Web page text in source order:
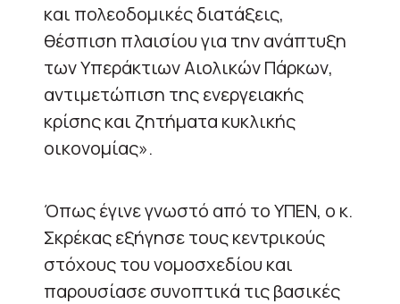
και πολεοδομικές διατάξεις,
θέσπιση πλαισίου για την ανάπτυξη
των Υπεράκτιων Αιολικών Πάρκων,
αντιμετώπιση της ενεργειακής
κρίσης και ζητήματα κυκλικής
οικονομίας».
Όπως έγινε γνωστό από το ΥΠΕΝ, ο κ.
Σκρέκας εξήγησε τους κεντρικούς
στόχους του νομοσχεδίου και
παρουσίασε συνοπτικά τις βασικές